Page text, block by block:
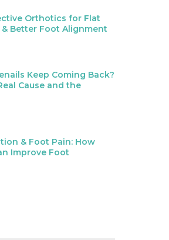
Orthotics for Flat
Better Foot Alignment
Keep Coming Back?
Cause and the
& Foot Pain: How
Improve Foot